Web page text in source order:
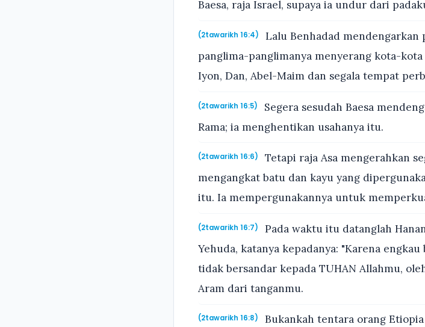
Baesa, raja Israel, supaya ia undur dari
(2tawarikh 16:4)
Lalu Benhadad mendengarkan
panglima-panglimanya menyerang kota-
Iyon, Dan, Abel-Maim dan segala tempat
(2tawarikh 16:5)
Segera sesudah Baesa
Rama; ia menghentikan usahanya itu.
(2tawarikh 16:6)
Tetapi raja Asa mengerahkan
mengangkat batu dan kayu yang
itu. Ia mempergunakannya untuk
(2tawarikh 16:7)
Pada waktu itu datanglah
Yehuda, katanya kepadanya: "Karena
tidak bersandar kepada TUHAN Allahmu,
Aram dari tanganmu.
(2tawarikh 16:8)
Bukankah tentara orang